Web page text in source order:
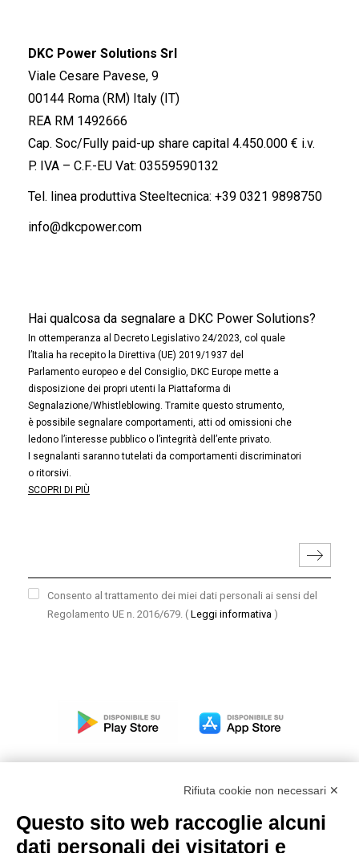
DKC Power Solutions Srl
Viale Cesare Pavese, 9
00144 Roma (RM) Italy (IT)
REA RM 1492666
Cap. Soc/Fully paid-up share capital 4.450.000 € i.v.
P. IVA – C.F.-EU Vat: 03559590132
Tel. linea produttiva Steeltecnica: +39 0321 9898750
info@dkcpower.com
Hai qualcosa da segnalare a DKC Power Solutions?
In ottemperanza al Decreto Legislativo 24/2023, col quale
l’Italia ha recepito la Direttiva (UE) 2019/1937 del
Parlamento europeo e del Consiglio, DKC Europe mette a
disposizione dei propri utenti la Piattaforma di
Segnalazione/Whistleblowing. Tramite questo strumento,
è possibile segnalare comportamenti, atti od omissioni che
ledono l’interesse pubblico o l’integrità dell’ente privato.
I segnalanti saranno tutelati da comportamenti discriminatori
o ritorsivi.
SCOPRI DI PIÙ
Consento al trattamento dei miei dati personali ai sensi del
Regolamento UE n. 2016/679. ( Leggi informativa )
Modello organizzativo, gestione e controllo – D. lgs.
231/2001
Rifiuta cookie non necessari ✕
Questo sito web raccoglie alcuni
dati personali dei visitatori e